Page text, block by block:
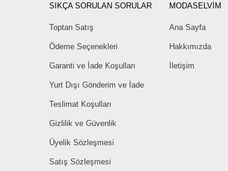
SIKÇA SORULAN SORULAR
Toptan Satış
Ödeme Seçenekleri
Garanti ve İade Koşulları
Yurt Dışı Gönderim ve İade
Teslimat Koşulları
Gizlilik ve Güvenlik
Üyelik Sözleşmesi
Satış Sözleşmesi
MODASELVİM
Ana Sayfa
Hakkımızda
İletişim